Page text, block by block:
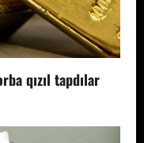
qızıl tapdılar